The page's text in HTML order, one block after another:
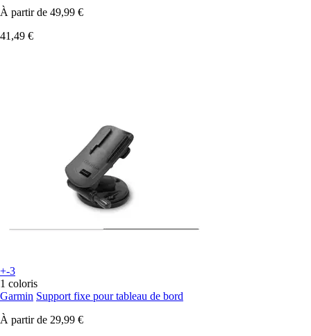
À partir de 49,99 €
41,49 €
+-3
1 coloris
Garmin Support fixe pour tableau de bord
À partir de 29,99 €